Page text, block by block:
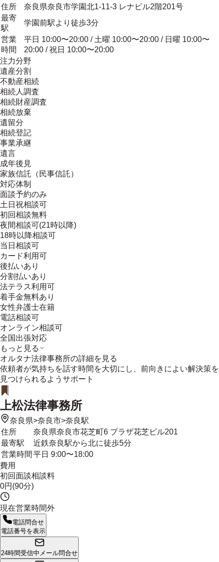
住所
奈良県奈良市学園北1-11-3 レナビル2階201号
最寄
駅
学園前駅より徒歩3分
営業
時間
平日 10:00〜20:00 / 土曜 10:00〜20:00 / 日曜 10:00〜
20:00 / 祝日 10:00〜20:00
注力分野
遺産分割
不動産相続
相続人調査
相続財産調査
相続放棄
遺留分
相続登記
事業承継
遺言
成年後見
家族信託（民事信託）
対応体制
面談予約のみ
土日祝相談可
初回相談無料
夜間相談可(21時以降)
18時以降相談可
当日相談可
カード利用可
後払いあり
分割払いあり
法テラス利用可
着手金無料あり
女性弁護士在籍
電話相談可
オンライン相談可
全国出張対応
もっと見る
オルタナ法律事務所の詳細を見る
依頼者が気持ちを話す時間を大切にし、前向きによい解決策を
見つけられるようサポート
上松法律事務所
奈良県>奈良市>奈良駅
住所
奈良県奈良市花芝町6 プラザ花芝ビル201
最寄駅
近鉄奈良駅から北に徒歩5分
営業時間 平日 9:00〜18:00
費用
初回面談相談料
0円(90分)
現在営業時間外
電話問合せ
電話番号を表示
24時間受信中 メール問合せ